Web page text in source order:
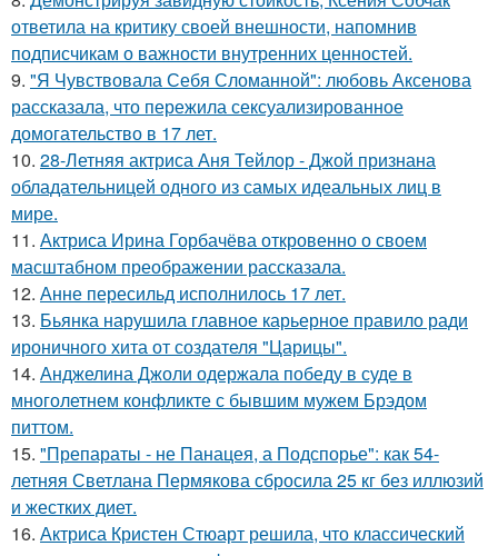
ответила на критику своей внешности, напомнив
подписчикам о важности внутренних ценностей.
9. "Я Чувствовала Себя Сломанной": любовь Аксенова
рассказала, что пережила сексуализированное
домогательство в 17 лет.
10. 28-Летняя актриса Аня Тейлор - Джой признана
обладательницей одного из самых идеальных лиц в
мире.
11. Актриса Ирина Горбачёва откровенно о своем
масштабном преображении рассказала.
12. Анне пересильд исполнилось 17 лет.
13. Бьянка нарушила главное карьерное правило ради
ироничного хита от создателя "Царицы".
14. Анджелина Джоли одержала победу в суде в
многолетнем конфликте с бывшим мужем Брэдом
питтом.
15. "Препараты - не Панацея, а Подспорье": как 54-
летняя Светлана Пермякова сбросила 25 кг без иллюзий
и жестких диет.
16. Актриса Кристен Стюарт решила, что классический